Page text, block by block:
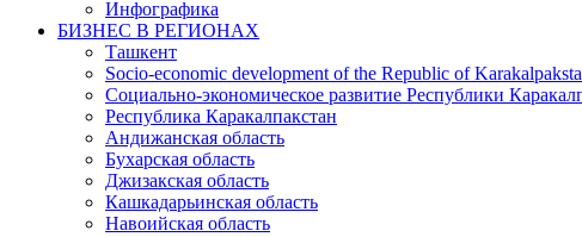
Инфографика
БИЗНЕС В РЕГИОНАХ
Ташкент
Socio-economic development of the Republic of
Социально-экономическое развитие Республики
Республика Каракалпакстан
Андижанская область
Бухарская область
Джизакская область
Кашкадарьинская область
Навоийская область